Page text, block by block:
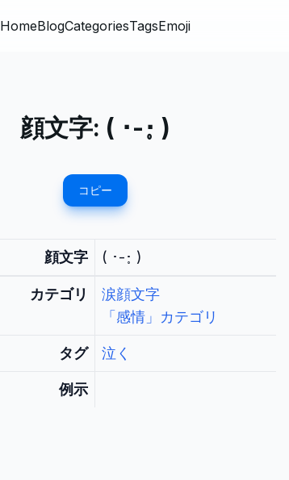
HomeBlogCategoriesTagsEmoji
顔文字: ( ･-･̥ )
コピー
顔文字 ( ･-･̥ )
カテゴリ
涙顔文字
「感情」カテゴリ
タグ 泣く
例示